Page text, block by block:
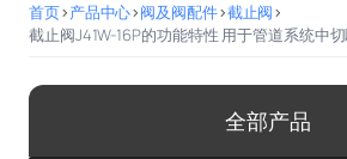
首页>产品中心>阀及阀配件>截止阀>
截止阀J41W-16P的功能特性 用于管道系统中
全部产品